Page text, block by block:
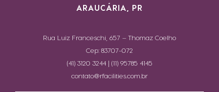
ARAUCÁRIA, PR
Rua Luiz Franceschi, 657 – Thomaz Coelho
Cep: 83707-072
(41) 3120 3244 | (11) 95785 4145
contato@rfacilities.com.br